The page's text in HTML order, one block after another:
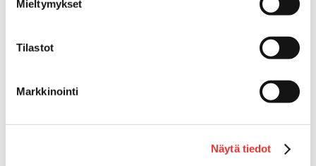
Mieltymykset
Tilastot
Markkinointi
Näytä tiedot
Keulakaiteet ja kaidepylväät
Kaidevaijerit, -verkot ja päätehelat
Kaidekiinnikkeet ja -pidikkeet